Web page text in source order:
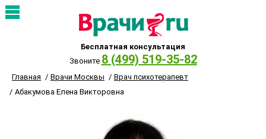
Бесплатная консультация
Звоните 8 (499) 519-35-82
Главная Врачи Москвы
Врач психотерапевт
Абакумова Елена Викторовна